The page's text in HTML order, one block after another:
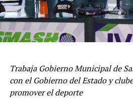
Trabaja Gobierno Municipal de
con el Gobierno del Estado y
promover el deporte